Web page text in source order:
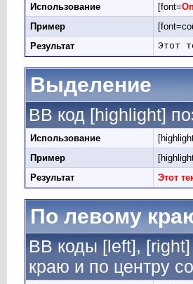
Использование [font=
Пример
Результат
Этот
Выделение
BB код [highlight]
Использование
Пример
Результат
Этот
По левому
BB коды [left],
краю и по центру